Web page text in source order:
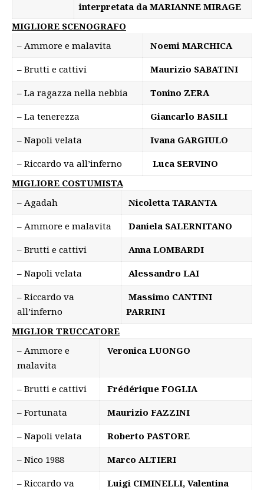
interpretata da MARIANNE MIRAGE
MIGLIORE SCENOGRAFO
– Ammore e malavita
Noemi MARCHICA
– Brutti e cattivi
Maurizio SABATINI
– La ragazza nella nebbia
Tonino ZERA
– La tenerezza
Giancarlo BASILI
– Napoli velata
Ivana GARGIULO
– Riccardo va all’inferno
Luca SERVINO
MIGLIORE COSTUMISTA
– Agadah
Nicoletta TARANTA
– Ammore e malavita
Daniela SALERNITANO
– Brutti e cattivi
Anna LOMBARDI
– Napoli velata
Alessandro LAI
– Riccardo va
all’inferno
Massimo CANTINI
PARRINI
MIGLIOR TRUCCATORE
– Ammore e
malavita
Veronica LUONGO
– Brutti e cattivi
Frédérique FOGLIA
– Fortunata
Maurizio FAZZINI
– Napoli velata
Roberto PASTORE
– Nico 1988
Marco ALTIERI
– Riccardo va
Luigi CIMINELLI, Valentina